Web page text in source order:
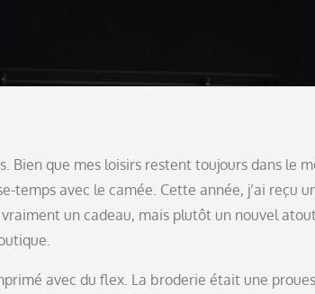
Bien que mes loisirs restent toujours dans le
temps avec le camée. Cette année, j’ai reçu
un cadeau, mais plutôt un nouvel
avec du flex. La broderie était une